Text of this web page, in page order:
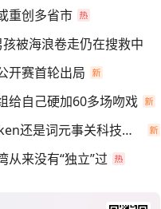
重创多省市
被海浪卷走仍在搜救中
开赛首轮出局
给自己硬加60多场吻戏
央媒：用Token还是词元事关科技话语权
从来没有“独立”过